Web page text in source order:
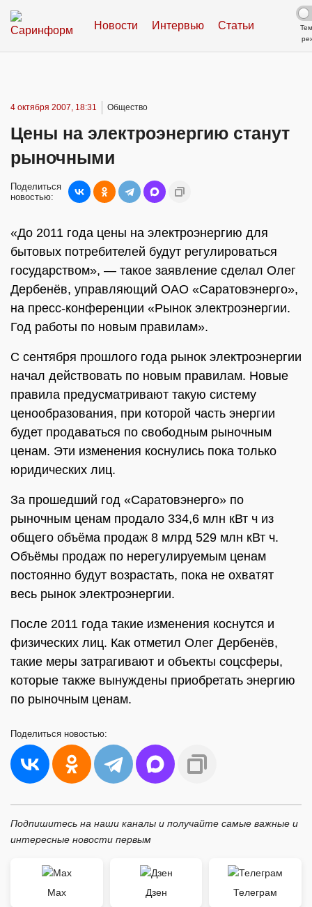
Новости Интервью Статьи
4 октября 2007, 18:31 Общество
Цены на электроэнергию станут
рыночными
Поделиться
новостью:
«До 2011 года цены на электроэнергию для
бытовых потребителей будут регулироваться
государством», — такое заявление сделал Олег
Дербенёв, управляющий ОАО «Саратовэнерго»,
на пресс-конференции «Рынок электроэнергии.
Год работы по новым правилам».
С сентября прошлого года рынок электроэнергии
начал действовать по новым правилам. Новые
правила предусматривают такую систему
ценообразования, при которой часть энергии
будет продаваться по свободным рыночным
ценам. Эти изменения коснулись пока только
юридических лиц.
За прошедший год «Саратовэнерго» по
рыночным ценам продало 334,6 млн кВт ч из
общего объёма продаж 8 млрд 529 млн кВт ч.
Объёмы продаж по нерегулируемым ценам
постоянно будут возрастать, пока не охватят
весь рынок электроэнергии.
После 2011 года такие изменения коснутся и
физических лиц. Как отметил Олег Дербенёв,
такие меры затрагивают и объекты соцсферы,
которые также вынуждены приобретать энергию
по рыночным ценам.
Поделиться новостью:
Подпишитесь на наши каналы и получайте самые важные и
интересные новости первым
Max Дзен Телеграм